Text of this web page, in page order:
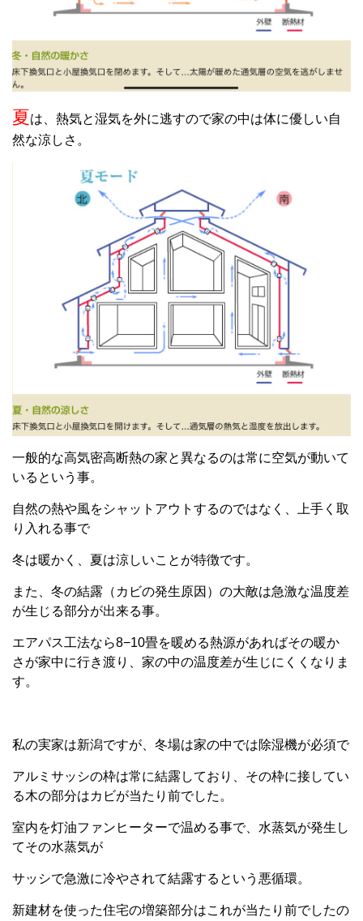
夏は、熱気と湿気を外に逃すので家の中は体に優しい自
然な涼しさ。
一般的な高気密高断熱の家と異なるのは常に空気が動いて
いるという事。
自然の熱や風をシャットアウトするのではなく、上手く取
り入れる事で
冬は暖かく、夏は涼しいことが特徴です。
また、冬の結露（カビの発生原因）の大敵は急激な温度差
が生じる部分が出来る事。
エアパス工法なら8−10畳を暖める熱源があればその暖か
さが家中に行き渡り、家の中の温度差が生じにくくなりま
す。
私の実家は新潟ですが、冬場は家の中では除湿機が必須で
アルミサッシの枠は常に結露しており、その枠に接してい
る木の部分はカビが当たり前でした。
室内を灯油ファンヒーターで温める事で、水蒸気が発生し
てその水蒸気が
サッシで急激に冷やされて結露するという悪循環。
新建材を使った住宅の増築部分はこれが当たり前でしたの